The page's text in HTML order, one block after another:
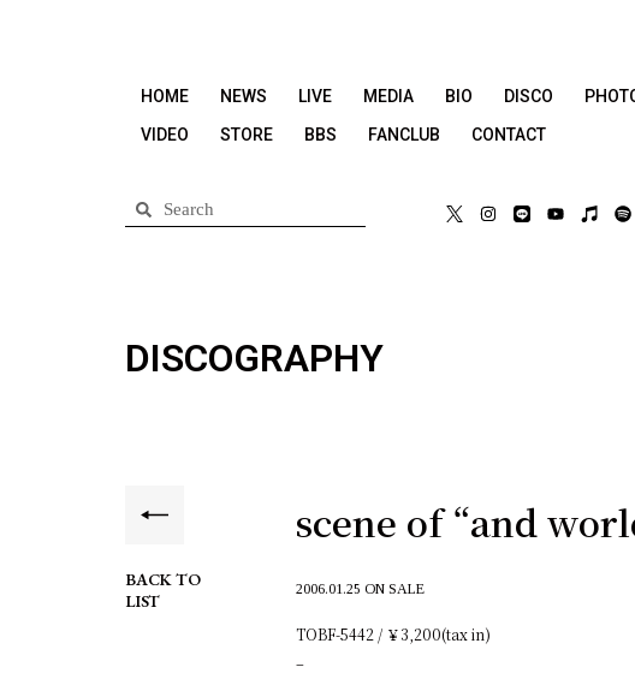
HOME NEWS LIVE MEDIA BIO DISCO
VIDEO
STORE BBS FANCLUB CONTACT
DISCOGRAPHY
BACK TO
LIST
scene of “and
2006.01.25 ON SALE
TOBF-5442 / ￥3,200(tax in)
–